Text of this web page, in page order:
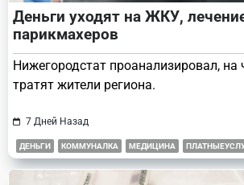
Деньги уходят на ЖКУ,
парикмахеров
Нижегородстат проанализировал, на
тратят жители региона.
7 Дней Назад
ДЕНЬГИ КОММУНАЛКА МЕДИЦИНА